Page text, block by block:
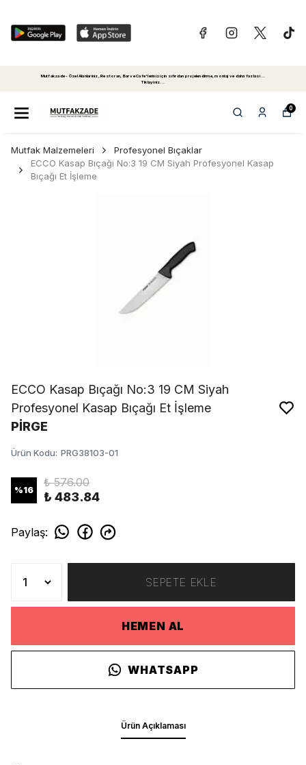
Mutfakzade - Özel Alanlariniz, Restoran, Bar ve Cafe'leriniz için sıfırdan projelendirme, montaj ve daha fazlasi...
Tiklayiniz...
0
Mutfak Malzemeleri
Profesyonel Bıçaklar
ECCO Kasap Bıçağı No:3 19 CM Siyah Profesyonel Kasap
Bıçağı Et İşleme
ECCO Kasap Bıçağı No:3 19 CM Siyah
Profesyonel Kasap Bıçağı Et İşleme
PİRGE
Ürün Kodu: PRG38103-01
%16
₺ 576.00
₺ 483.84
Paylaş:
SEPETE EKLE
HEMEN AL
WHATSAPP
Ürün Açıklaması